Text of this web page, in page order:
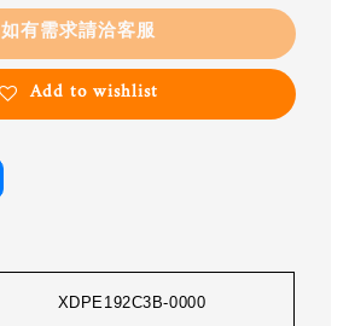
如有需求請洽客服
Add to wishlist
XDPE192C3B-0000